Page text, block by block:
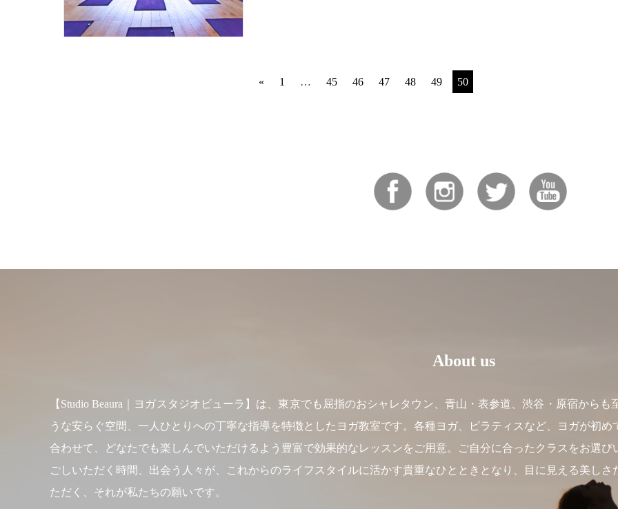
« 1 … 45 46 47 48 49 50
About us
【Studio Beaura｜ヨガスタジオビューラ】は、東京でも屈指のおシャレタウン、青山・表参道、渋谷・原宿から
うな安らぐ空間、一人ひとりへの丁寧な指導を特徴としたヨガ教室です。各種ヨガ、ピラティスなど、ヨガが初
合わせて、どなたでも楽しんでいただけるよう豊富で効果的なレッスンをご用意。ご自分に合ったクラスをお選
ごしいただく時間、出会う人々が、これからのライフスタイルに活かす貴重なひとときとなり、目に見える美し
ただく、それが私たちの願いです。